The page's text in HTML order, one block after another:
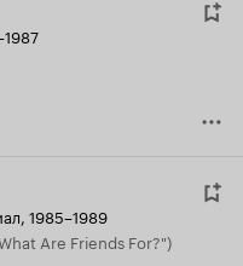
1985–1989
Are Friends For?")